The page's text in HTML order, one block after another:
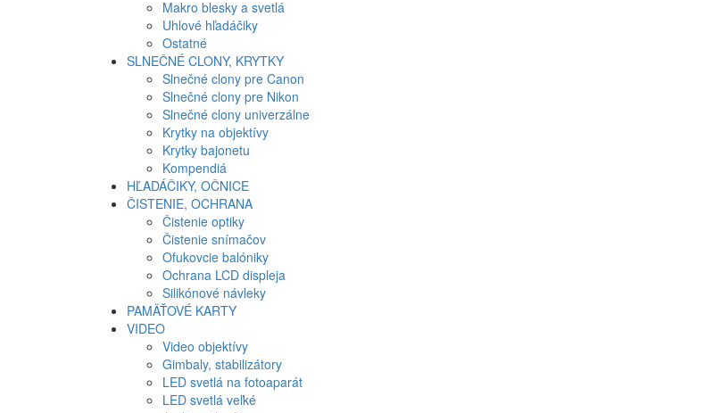
Makro blesky a svetlá
Uhlové hľadáčiky
Ostatné
SLNEČNÉ CLONY, KRYTKY
Slnečné clony pre Canon
Slnečné clony pre Nikon
Slnečné clony univerzálne
Krytky na objektívy
Krytky bajonetu
Kompendiá
HĽADÁČIKY, OČNICE
ČISTENIE, OCHRANA
Čistenie optiky
Čistenie snímačov
Ofukovcie balóniky
Ochrana LCD displeja
Silikónové návleky
PAMÄŤOVÉ KARTY
VIDEO
Video objektívy
Gimbaly, stabilizátory
LED svetlá na fotoaparát
LED svetlá veľké